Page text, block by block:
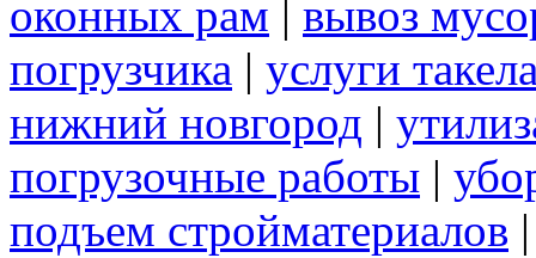
оконных рам | вывоз
погрузчика | услуги
нижний новгород |
погрузочные работы |
подъем стройматериалов